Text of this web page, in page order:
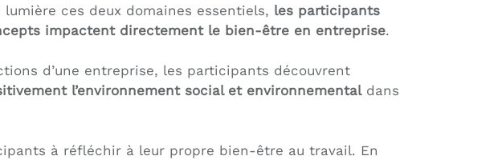
ces deux domaines essentiels, les participants
impactent directement le bien-être en entreprise.
d’une entreprise, les participants découvrent
l’environnement social et environnementaldans
à réfléchir à leur propre bien-être au travail. En